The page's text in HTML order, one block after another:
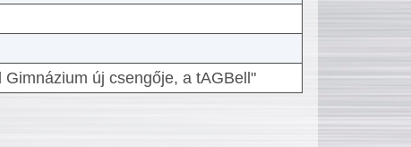
új csengője, a tAGBell"